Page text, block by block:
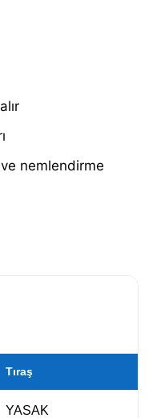
nemlendirme
Tıraş
YASAK